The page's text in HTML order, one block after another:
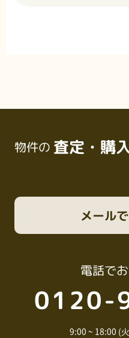
物件の 査定・購
電話で
0120-
9:00 ~ 18:00 (
メール